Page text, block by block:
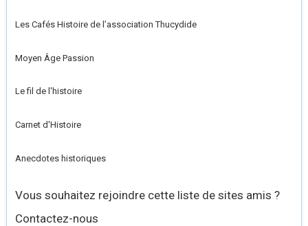
Les Cafés Histoire de l’association Thucydide
Moyen Âge Passion
Le fil de l'histoire
Carnet d'Histoire
Anecdotes historiques
Vous souhaitez rejoindre cette liste de sites amis ?
Contactez-nous